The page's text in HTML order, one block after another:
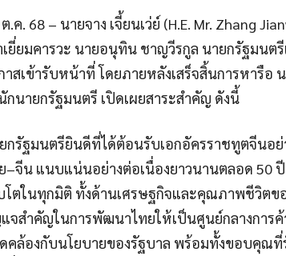
.ค. 68 – นายจาง เจี้ยนเว่ย์ (H.E. Mr. Zhang
เยี่ยมคารวะ นายอนุทิน ชาญวีรกูล นายกรัฐมนต
าสเข้ารับหน้าที่ โดยภายหลังเสร็จสิ้นการหารือ
กนายกรัฐมนตรี เปิดเผยสาระสำคัญ ดังนี้
กรัฐมนตรียินดีที่ได้ต้อนรับเอกอัครราชทูตจีนอย่
–จีน แนบแน่นอย่างต่อเนื่องยาวนานตลอด 50
โตในทุกมิติ ทั้งด้านเศรษฐกิจและคุณภาพชีวิต
จสำคัญในการพัฒนาไทยให้เป็นศูนย์กลางการ
คล้องกับนโยบายของรัฐบาล พร้อมทั้งขอบคุณ